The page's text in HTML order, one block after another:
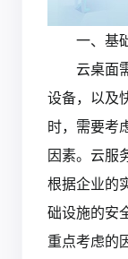
一、基
云桌面
设备，以及
时，需要考
因素。云服
根据企业的
础设施的安
重点考虑的